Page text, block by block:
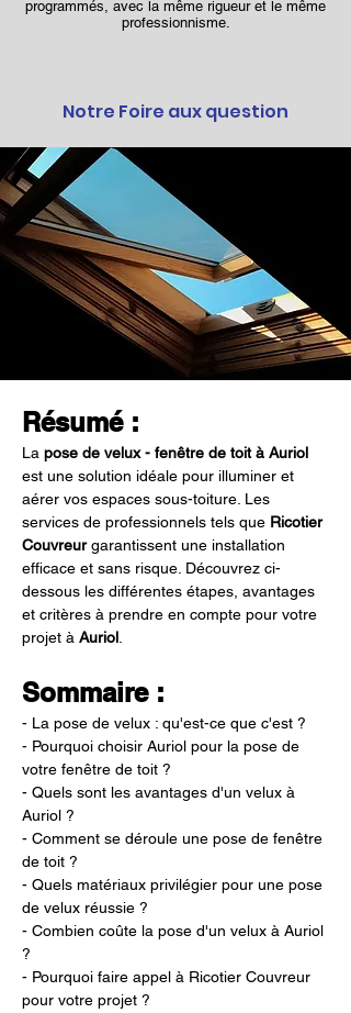
programmés, avec la même rigueur et le même
professionnisme.
Notre Foire aux question
Résumé :
La pose de velux - fenêtre de toit à Auriol
est une solution idéale pour illuminer et
aérer vos espaces sous-toiture. Les
services de professionnels tels que Ricotier
Couvreur garantissent une installation
efficace et sans risque. Découvrez ci-
dessous les différentes étapes, avantages
et critères à prendre en compte pour votre
projet à Auriol
Sommaire :
- La pose de velux : qu'est-ce que c'est ?
- Pourquoi choisir Auriol pour la pose de
votre fenêtre de toit ?
- Quels sont les avantages d'un velux à
Auriol ?
- Comment se déroule une pose de fenêtre
de toit ?
- Quels matériaux privilégier pour une pose
de velux réussie ?
- Combien coûte la pose d'un velux à Auriol
?
- Pourquoi faire appel à Ricotier Couvreur
pour votre projet ?